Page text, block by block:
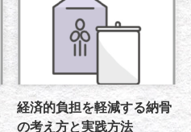
経済的負担を軽減する納骨
の考え方と実践方法